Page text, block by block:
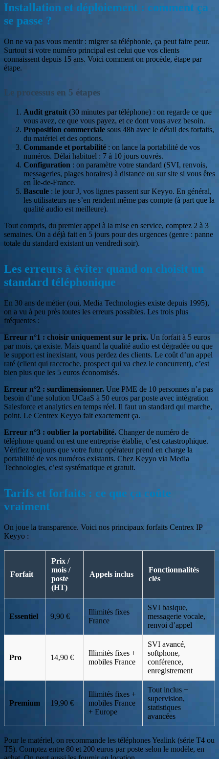
Installation et déploiement : comment ça
se passe ?
On ne va pas vous mentir : migrer sa téléphonie, ça peut faire peur.
Surtout si votre numéro principal est celui que vos clients
connaissent depuis 15 ans. Voici comment on procède, étape par
étape.
Le processus en 5 étapes
Audit gratuit (30 minutes par téléphone) : on regarde ce que
vous avez, ce que vous payez, et ce dont vous avez besoin.
Proposition commerciale sous 48h avec le détail des forfaits,
du matériel et des options.
Commande et portabilité : on lance la portabilité de vos
numéros. Délai habituel : 7 à 10 jours ouvrés.
Configuration : on paramètre votre standard (SVI, renvois,
messageries, plages horaires) à distance ou sur site si vous êtes
en Île-de-France.
Bascule : le jour J, vos lignes passent sur Keyyo. En général,
les utilisateurs ne s’en rendent même pas compte (à part que la
qualité audio est meilleure).
Tout compris, du premier appel à la mise en service, comptez 2 à 3
semaines. On a déjà fait en 5 jours pour des urgences (genre : panne
totale du standard existant un vendredi soir).
Les erreurs à éviter quand on choisit un
standard téléphonique
En 30 ans de métier (oui, Media Technologies existe depuis 1995),
on a vu à peu près toutes les erreurs possibles. Les trois plus
fréquentes :
Erreur n°1 : choisir uniquement sur le prix. Un forfait à 5 euros
par mois, ça existe. Mais quand la qualité audio est dégradée ou que
le support est inexistant, vous perdez des clients. Le coût d’un appel
raté (client qui raccroche, prospect qui va chez le concurrent), c’est
bien plus que les 5 euros économisés.
Erreur n°2 : surdimensionner. Une PME de 10 personnes n’a pas
besoin d’une solution UCaaS à 50 euros par poste avec intégration
Salesforce et analytics en temps réel. Il faut un standard qui marche,
point. Le Centrex Keyyo fait exactement ça.
Erreur n°3 : oublier la portabilité. Changer de numéro de
téléphone quand on est une entreprise établie, c’est catastrophique.
Vérifiez toujours que votre futur opérateur prend en charge la
portabilité de vos numéros existants. Chez Keyyo via Media
Technologies, c’est systématique et gratuit.
Tarifs et forfaits : ce que ça coûte
vraiment
On joue la transparence. Voici nos principaux forfaits Centrex IP
Keyyo :
Forfait
Prix /
mois /
poste
(HT)
Appels inclus
Fonctionnalités
clés
Essentiel 9,90 €
Illimités fixes
France
SVI basique,
messagerie vocale,
renvoi d’appel
Pro 14,90 €
Illimités fixes +
mobiles France
SVI avancé,
softphone,
conférence,
enregistrement
Premium 19,90 €
Illimités fixes +
mobiles France
+ Europe
Tout inclus +
supervision,
statistiques
avancées
Pour le matériel, on recommande les téléphones Yealink (série T4 ou
T5). Comptez entre 80 et 200 euros par poste selon le modèle, en